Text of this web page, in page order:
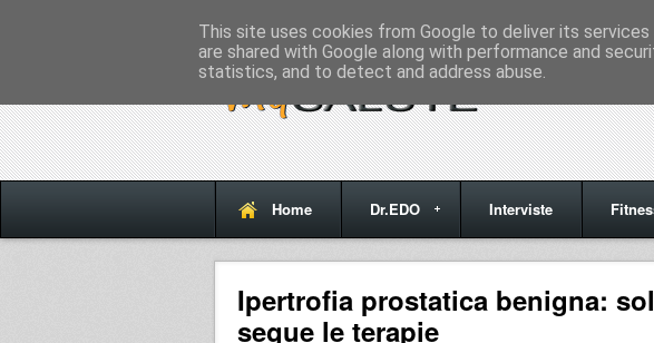
Home Dr.EDO Interviste
Ipertrofia prostatica benigna:
segue le terapie
This site uses cookies from Google to deliver its
are shared with Google along with performance and
statistics, and to detect and address abuse.